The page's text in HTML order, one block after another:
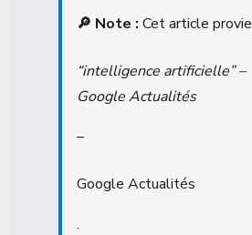
🔎 Note : Cet article
“intelligence artificielle” –
Google Actualités
–
Google Actualités
.